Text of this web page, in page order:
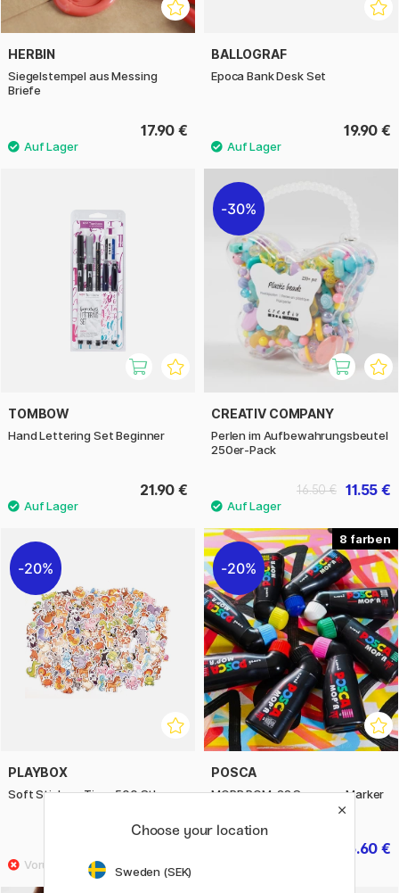
HERBIN
Siegelstempel aus Messing
Briefe
17.90 €
BALLOGRAF
Epoca Bank Desk Set
19.90 €
TOMBOW
Hand Lettering Set Beginner
21.90 €
30%
CREATIV COMPANY
Perlen im Aufbewahrungsbeutel
250er-Pack
11.55 €
16.50 €
20%
PLAYBOX
Soft Stickers Tiere 500 Stk
8
20%
POSCA
MOPR PCM-22 Squeeze Marker
15.60 €
Choose your location
Sweden (SEK)